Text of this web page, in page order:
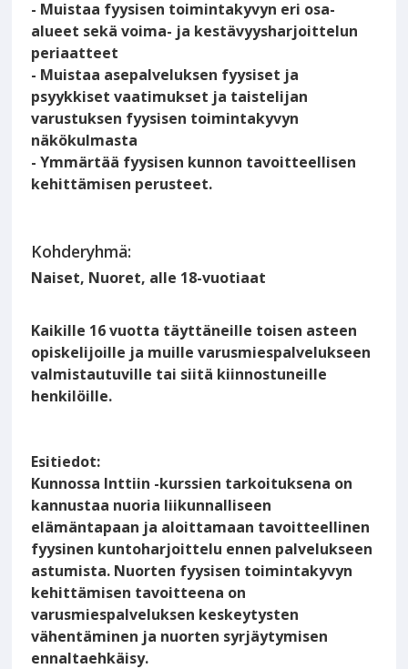
- Muistaa fyysisen toimintakyvyn eri osa-
alueet sekä voima- ja kestävyysharjoittelun
periaatteet
- Muistaa asepalveluksen fyysiset ja
psyykkiset vaatimukset ja taistelijan
varustuksen fyysisen toimintakyvyn
näkökulmasta
- Ymmärtää fyysisen kunnon tavoitteellisen
kehittämisen perusteet.
Kohderyhmä:
Naiset, Nuoret, alle 18-vuotiaat
Kaikille 16 vuotta täyttäneille toisen asteen
opiskelijoille ja muille varusmiespalvelukseen
valmistautuville tai siitä kiinnostuneille
henkilöille.
Esitiedot:
Kunnossa Inttiin -kurssien tarkoituksena on
kannustaa nuoria liikunnalliseen
elämäntapaan ja aloittamaan tavoitteellinen
fyysinen kuntoharjoittelu ennen palvelukseen
astumista. Nuorten fyysisen toimintakyvyn
kehittämisen tavoitteena on
varusmiespalveluksen keskeytysten
vähentäminen ja nuorten syrjäytymisen
ennaltaehkäisy.